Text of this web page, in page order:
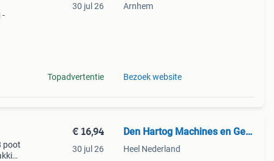
-
30 jul 26
Topadvertentie
Arnhem
Bezoek website
poot
€ 16,94
30 jul 26
Den Hartog Machines en Gereedschappen
Heel Nederland